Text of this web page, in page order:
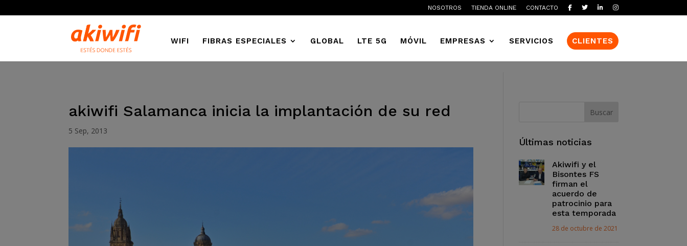
NOSOTROS TIENDA ONLINE CONTACTO
WIFI FIBRAS ESPECIALES GLOBAL LTE 5G MÓVIL EMPRESAS SERVICIOS CLIENTES
akiwifi Salamanca inicia la implantación de su red
5 Sep, 2013
Últimas noticias
Akiwifi y el
Bisontes FS
firman el
acuerdo de
patrocinio para
esta temporada
28 de octubre de 2021